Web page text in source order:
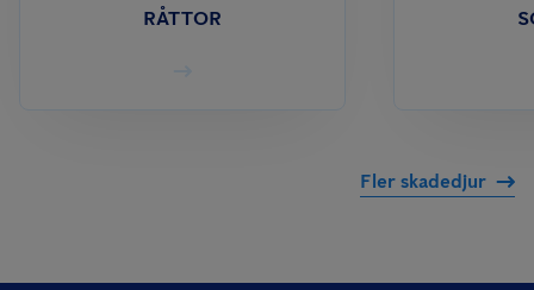
RÅTTOR
Fler skadedjur